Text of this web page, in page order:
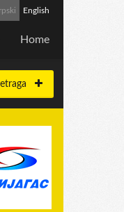
English
Home